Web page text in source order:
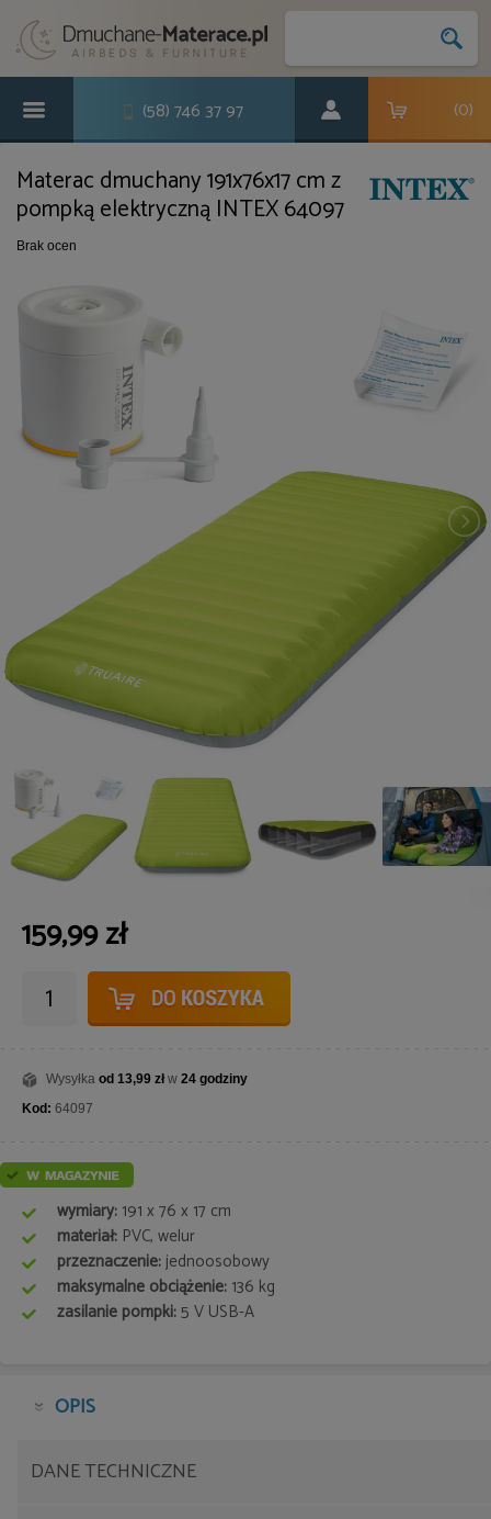
(58) 746 37 97 (0)
Materac dmuchany 191x76x17 cm z
pompką elektryczną INTEX 64097
Brak ocen
159,99 zł
Wysyłka od 13,99 złw 24 godziny
Kod: 64097
wymiary: 191 x 76 x 17 cm
materiał: PVC, welur
przeznaczenie:jednoosobowy
maksymalne obciążenie: 136 kg
zasilanie pompki:5 V USB-A
OPIS
DANE TECHNICZNE